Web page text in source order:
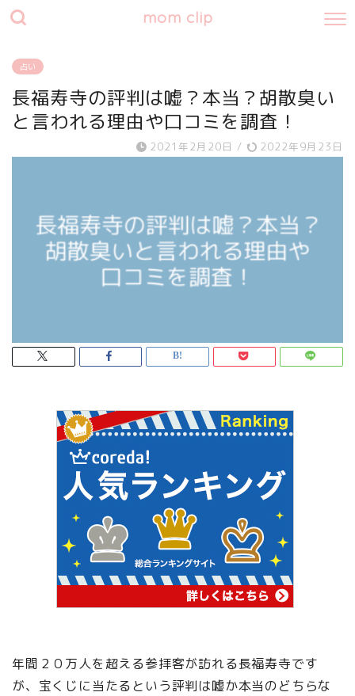
mom clip
占い
長福寿寺の評判は嘘？本当？胡散臭い
と言われる理由や口コミを調査！
2021年2月20日 / 2022年9月23日
年間２０万人を超える参拝客が訪れる長福寿寺です
が、宝くじに当たるという評判は嘘か本当のどちらな